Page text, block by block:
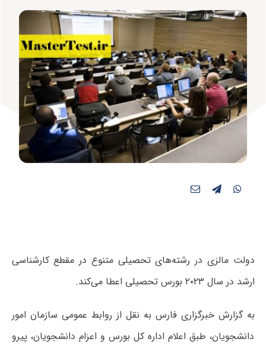
دولت مالزی در رشته‌های تحصیلی متنوع در مقطع کارشناسی
ارشد در سال ۲۰۲۳ بورس تحصیلی اعطا می‌کند.
به گزارش خبرگزاری فارس به نقل از روابط عمومی سازمان امور
دانشجویان، طبق اعلام اداره کل بورس و اعزام دانشجویان، پیرو